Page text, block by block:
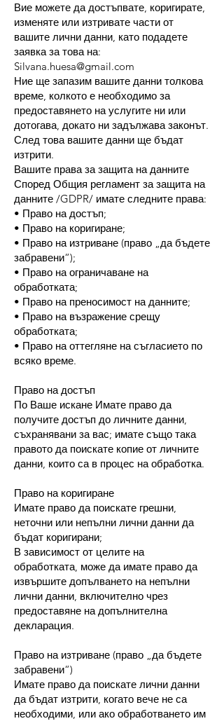
Вие можете да достъпвате, коригирате,
изменяте или изтривате части от
вашите лични данни, като подадете
заявка за това на:
Silvana.huesa@gmail.com
Ние ще запазим вашите данни толкова
време, колкото е необходимо за
предоставянето на услугите ни или
дотогава, докато ни задължава законът.
След това вашите данни ще бъдат
изтрити.
Вашите права за защита на данните
Според Общия регламент за защита на
данните /GDPR/ имате следните права:
• Право на достъп;
• Право на коригиране;
• Право на изтриване (право „да бъдете
забравени“);
• Право на ограничаване на
обработката;
• Право на преносимост на данните;
• Право на възражение срещу
обработката;
• Право на оттегляне на съгласието по
всяко време.
Право на достъп
По Ваше искане Имате право да
получите достъп до личните данни,
съхранявани за вас; имате също така
правото да поискате копие от личните
данни, които са в процес на обработка.
Право на коригиране
Имате право да поискате грешни,
неточни или непълни лични данни да
бъдат коригирани;
В зависимост от целите на
обработката, може да имате право да
извършите допълването на непълни
лични данни, включително чрез
предоставяне на допълнителна
декларация.
Право на изтриване (право „да бъдете
забравени“)
Имате право да поискате лични данни
да бъдат изтрити, когато вече не са
необходими, или ако обработването им